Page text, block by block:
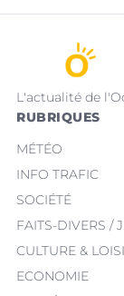
L'actualité de
RUBRIQUES
MÉTÉO
INFO TRAFIC
SOCIÉTÉ
FAITS-DIVERS /
CULTURE &
ECONOMIE